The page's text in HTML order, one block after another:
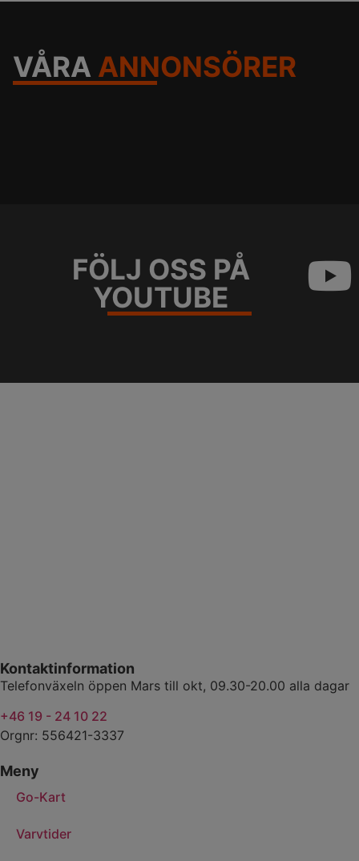
VÅRA ANNONSÖRER
FÖLJ OSS PÅ
YOUTUBE
Kontaktinformation
Telefonväxeln öppen Mars till okt, 09.30-20.00 alla dagar
+46 19 - 24 10 22
Orgnr: 556421-3337
Meny
Go-Kart
Varvtider